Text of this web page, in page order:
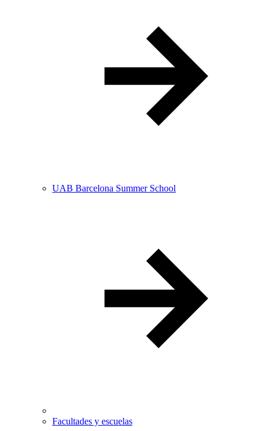
UAB Barcelona Summer School
Facultades y escuelas